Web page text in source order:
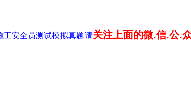
安全员测试模拟真题请关注上面的微.信.公.